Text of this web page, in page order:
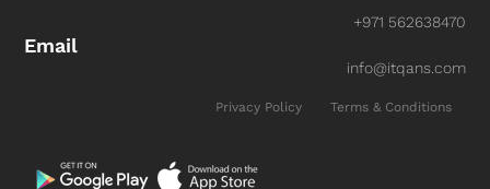
+971 562638470
Email
info@itqans.com
Privacy Policy Terms & Conditions